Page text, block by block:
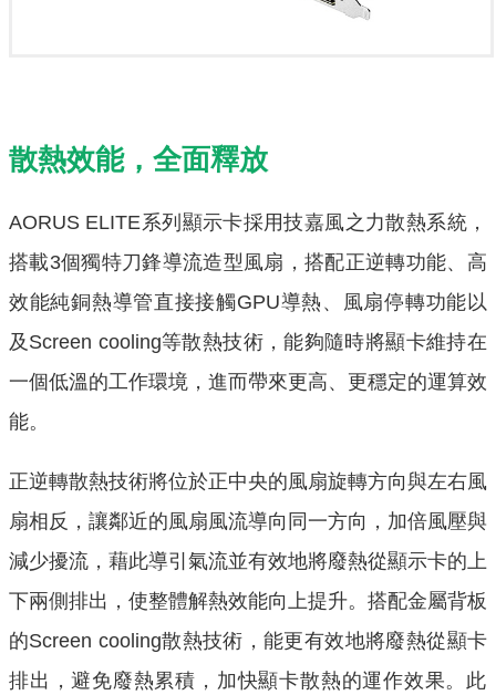
散熱效能，全面釋放
AORUS ELITE系列顯示卡採用技嘉風之力散熱系統，
搭載3個獨特刀鋒導流造型風扇，搭配正逆轉功能、高
效能純銅熱導管直接接觸GPU導熱、風扇停轉功能以
及Screen cooling等散熱技術，能夠隨時將顯卡維持在
一個低溫的工作環境，進而帶來更高、 更穩定的運算效
能。
正逆轉散熱技術將位於正中央的風扇旋轉方向與左右風
扇相反， 讓鄰近的風扇風流導向同一方向，加倍風壓與
減少擾流， 藉此導引氣流並有效地將廢熱從顯示卡的上
下兩側排出， 使整體解熱效能向上提升。搭配金屬背板
的Screen cooling散熱技術，能更有效地將廢熱從顯卡
排出，避免廢熱累積，加快顯卡散熱的運作效果。此